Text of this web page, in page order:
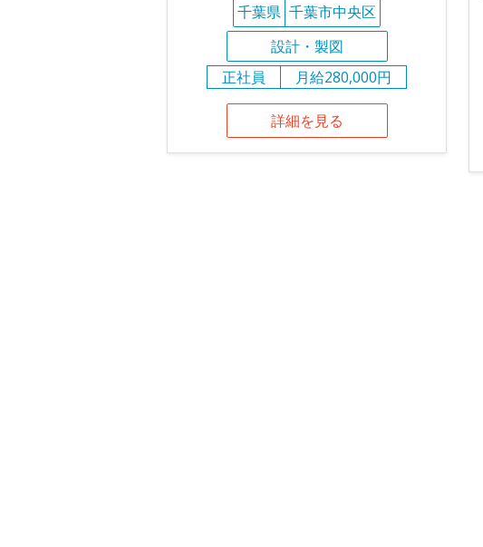
千葉県 千葉市中央区
設計・製図
正社員
月給280,000円
詳細を見る